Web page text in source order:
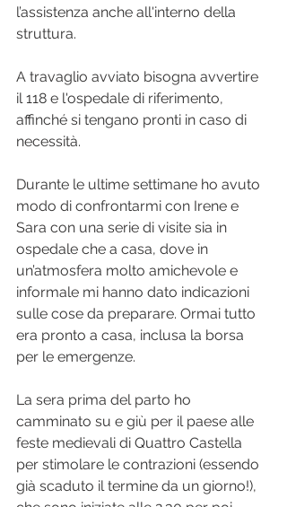
l’assistenza anche all'interno della
struttura.
A travaglio avviato bisogna avvertire
il 118 e l'ospedale di riferimento,
affinché si tengano pronti in caso di
necessità.
Durante le ultime settimane ho avuto
modo di confrontarmi con Irene e
Sara con una serie di visite sia in
ospedale che a casa, dove in
un’atmosfera molto amichevole e
informale mi hanno dato indicazioni
sulle cose da preparare. Ormai tutto
era pronto a casa, inclusa la borsa
per le emergenze.
La sera prima del parto ho
camminato su e giù per il paese alle
feste medievali di Quattro Castella
per stimolare le contrazioni (essendo
già scaduto il termine da un giorno!),